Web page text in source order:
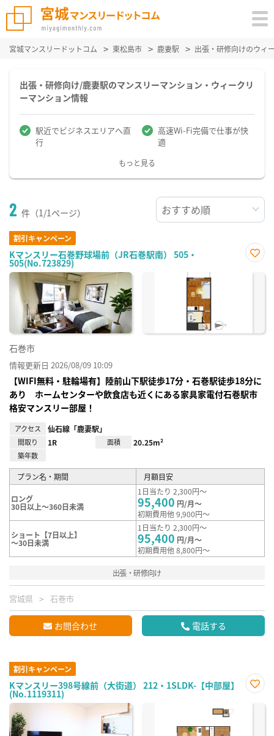
宮城マンスリードットコム 東松島市 鹿妻駅 出張・研修向けのウィ
出張・研修向け/鹿妻駅のマンスリーマンション・ウィークリ
ーマンション情報
駅近でビジネスエリアへ直
行
高速Wi-Fi完備で仕事が快
適
もっと見る
2 件（1/1ページ）
割引キャンペーン
Kマンスリー石巻野球場前（JR石巻駅南） 505・
505(No.723829)
に入
石巻市
情報更新日 2026/08/09 10:09
【WIFI無料・駐輪場有】陸前山下駅徒歩17分・石巻駅徒歩18分に
あり ホームセンターや飲食店も近くにある家具家電付石巻駅市
格安マンスリー部屋！
アクセス 仙石線「鹿妻駅」
間取り 1R 面積 20.25m²
築年数
プラン名・期間 月額目安
ロング
30日以上～360日未満
1日当たり 2,300円～
95,400 円/月～
初期費用他 9,900円～
ショート【7日以上】
～30日未満
1日当たり 2,300円～
95,400 円/月～
初期費用他 8,800円～
出張・研修向け
宮城県 石巻市
お問合わせ 電話する
割引キャンペーン
Kマンスリー398号線前（大街道） 212・1SLDK-【中部屋】
(No.1119311)
に入